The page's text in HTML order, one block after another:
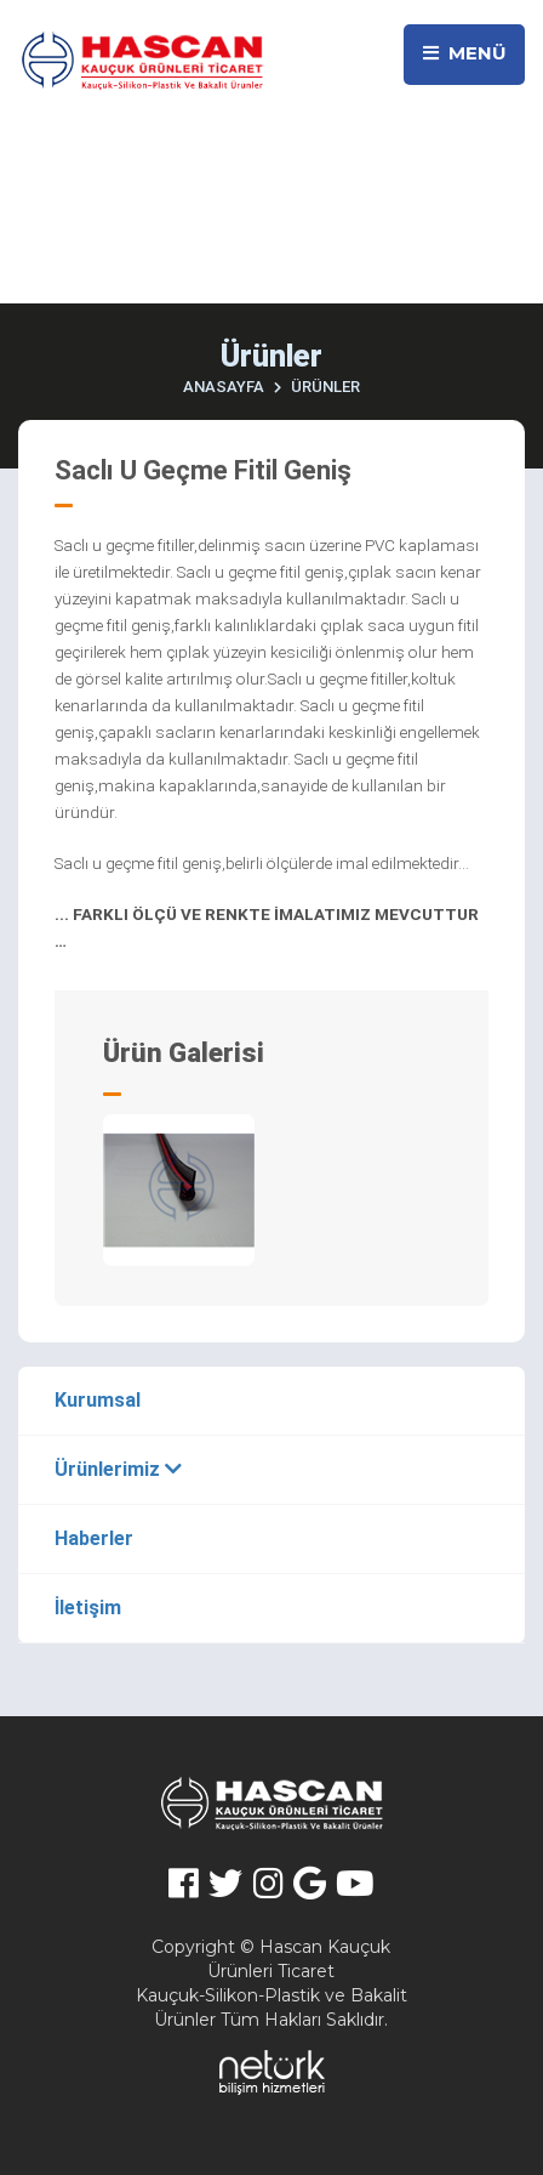
MENÜ
Ürünler
ANASAYFA ÜRÜNLER
Saclı U Geçme Fitil Geniş
Saclı u geçme fitiller,delinmiş sacın üzerine PVC kaplaması
ile üretilmektedir. Saclı u geçme fitil geniş,çıplak sacın kenar
yüzeyini kapatmak maksadıyla kullanılmaktadır. Saclı u
geçme fitil geniş,farklı kalınlıklardaki çıplak saca uygun fitil
geçirilerek hem çıplak yüzeyin kesiciliği önlenmiş olur hem
de görsel kalite artırılmış olur.Saclı u geçme fitiller,koltuk
kenarlarında da kullanılmaktadır. Saclı u geçme fitil
geniş,çapaklı sacların kenarlarındaki keskinliği engellemek
maksadıyla da kullanılmaktadır. Saclı u geçme fitil
geniş,makina kapaklarında,sanayide de kullanılan bir
üründür.
Saclı u geçme fitil geniş,belirli ölçülerde imal edilmektedir…
... FARKLI ÖLÇÜ VE RENKTE İMALATIMIZ MEVCUTTUR
…
Ürün Galerisi
Kurumsal
Ürünlerimiz
Haberler
İletişim
Copyright © Hascan Kauçuk
Ürünleri Ticaret
Kauçuk-Silikon-Plastik ve Bakalit
Ürünler Tüm Hakları Saklıdır.